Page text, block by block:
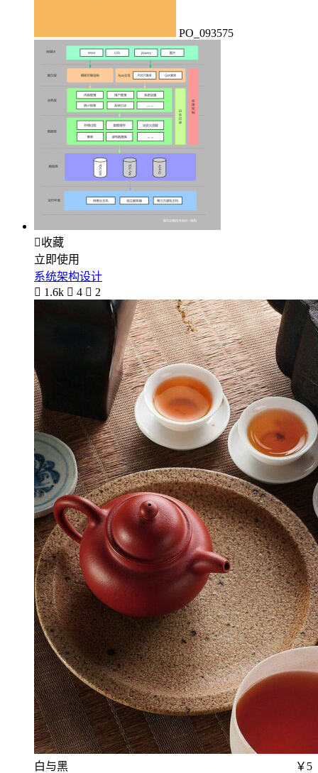
PO_093575
收藏
立即使用
系统架构设计
 1.6k  4  2
白与黑 ￥5